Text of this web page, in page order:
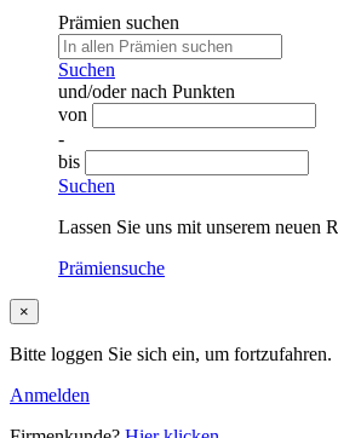
Prämien suchen
Suchen
und/oder nach Punkten
von
-
bis
Suchen
Lassen Sie uns mit unserem neuen
Prämiensuche
×
Bitte loggen Sie sich ein, um fortzufahren.
Anmelden